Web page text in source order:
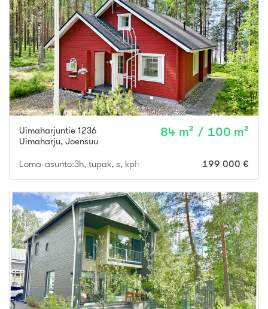
Uimaharjuntie 1236
Uimaharju, Joensuu
84 m² / 100 m²
Loma-asunto:3h, tupak, s, kph+wc, parvihuone, aula199 000 €